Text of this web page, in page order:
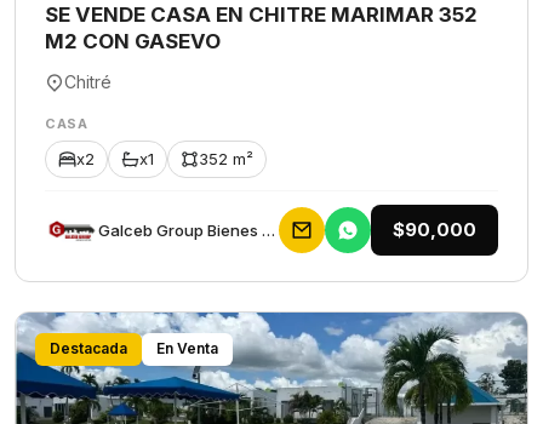
SE VENDE CASA EN CHITRE MARIMAR 352
M2 CON GASEVO
Chitré
CASA
x2 x1 352 m²
Galceb Group Bienes Raices $90,000
Destacada En Venta